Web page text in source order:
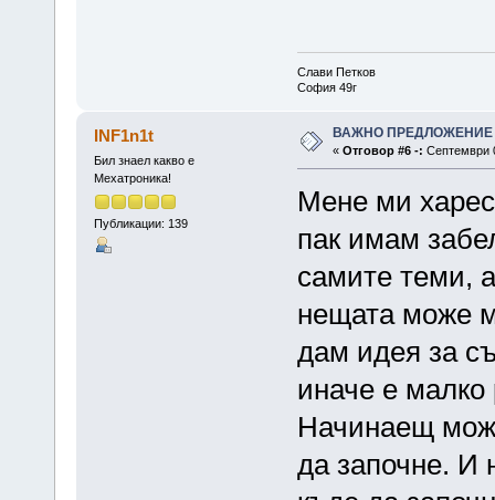
Слави Петков
София 49г
INF1n1t
Бил знаел какво е
Мехатроника!
Публикации: 139
ВАЖНО ПРЕДЛОЖЕНИЕ
« Отговор #6 -: Септември
Мене ми
пак имам
самите теми,
нещата може
дам идея за
иначе е малко
Начинаещ
да започне. И